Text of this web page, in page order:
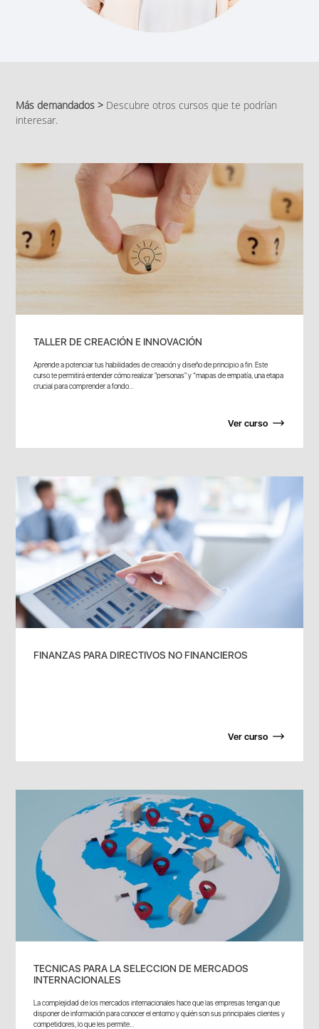
Más demandados > Descubre otros cursos que te podrían
interesar.
TALLER DE CREACIÓN E INNOVACIÓN
Aprende a potenciar tus habilidades de creación y diseño de principio a fin. Este
curso te permitirá entender cómo realizar "personas" y “mapas de empatía, una etapa
crucial para comprender a fondo...
Ver curso
FINANZAS PARA DIRECTIVOS NO FINANCIEROS
Ver curso
TECNICAS PARA LA SELECCION DE MERCADOS
INTERNACIONALES
La complejidad de los mercados internacionales hace que las empresas tengan que
disponer de información para conocer el entorno y quién son sus principales clientes y
competidores, lo que les permite...